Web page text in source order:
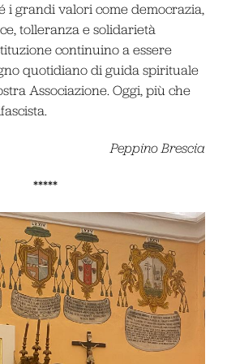
i grandi valori come democrazia,
tolleranza e solidarietà
continuino a essere
quotidiano di guida spirituale
Associazione. Oggi, più che
Peppino Brescia
*****